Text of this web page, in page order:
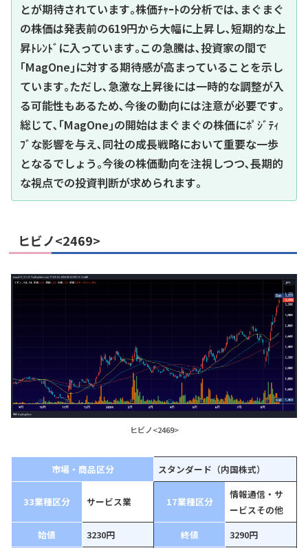
とが期待されています｡株価ﾁｬｰﾄの分析では､まぐまぐ
の株価は発表前の619円から大幅に上昇し､短期的な上
昇ﾄﾚﾝﾄﾞに入っています｡この急騰は､投資家の間で
｢MagOne｣に対する期待感が高まっていることを示し
ています｡ただし､急激な上昇後には一時的な調整が入
る可能性もあるため､今後の動向には注意が必要です｡
総じて､｢MagOne｣の開始はまぐまぐの株価にﾎﾟｼﾞﾃｨ
ﾌﾞな影響を与え､同社の成長戦略において重要な一歩
となるでしょう｡今後の株価動向を注視しつつ､長期的
な視点での投資判断が求められます｡
ヒビノ<2469>
ヒビノ<2469>
市場・商品区分 スタンダード（内国株式）
33業種区分 サービス業 17業種区分
情報通信・サ
ービスその他
始値
3230円 終値
3290円